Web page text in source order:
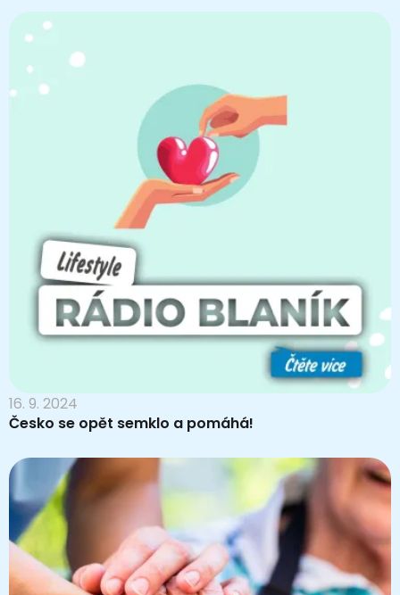
16. 9. 2024
Česko se opět semklo a pomáhá!